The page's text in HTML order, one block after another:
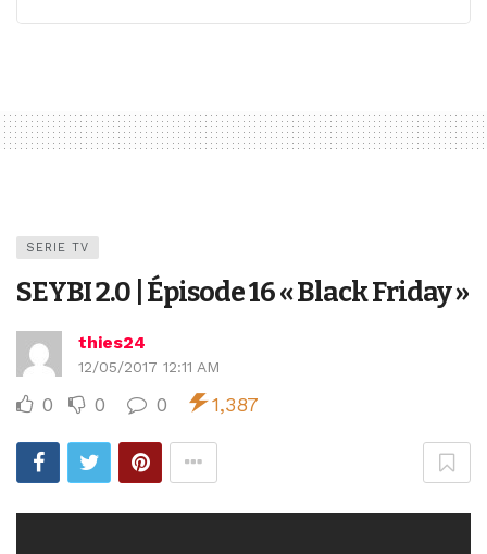
SERIE TV
SEYBI 2.0 | Épisode 16 « Black Friday »
thies24
12/05/2017 12:11 AM
0 0 0 1,387